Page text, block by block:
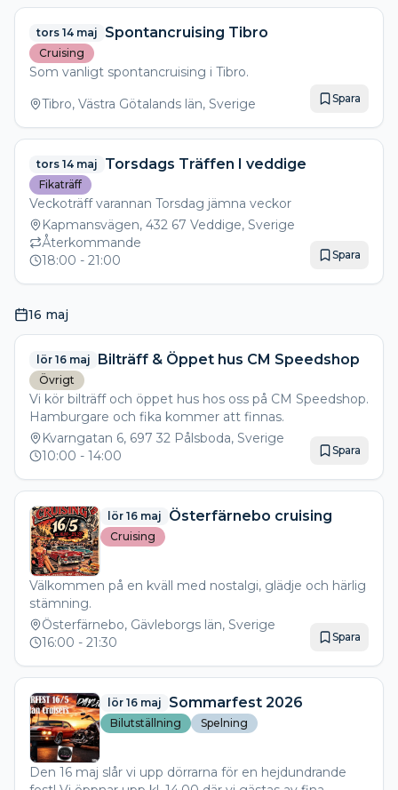
tors 14 maj Spontancruising Tibro
Cruising
Som vanligt spontancruising i Tibro.
Tibro, Västra Götalands län, Sverige
Spara
tors 14 maj Torsdags Träffen I veddige
Fikaträff
Kapmansvägen, 432 67 Veddige, Sverige
Återkommande
18:00 - 21:00 Spara
16 maj
lör 16 maj Bilträff & Öppet hus CM Speedshop
Övrigt
Vi kör bilträff och öppet hus hos oss på CM Speedshop.
Hamburgare och fika kommer att finnas.
Kvarngatan 6, 697 32 Pålsboda, Sverige
10:00 - 14:00 Spara
lör 16 maj Österfärnebo cruising
Cruising
Välkommen på en kväll med nostalgi, glädje och härlig
stämning.
Österfärnebo, Gävleborgs län, Sverige
16:00 - 21:30 Spara
lör 16 maj Sommarfest 2026
Bilutställning Spelning
Den 16 maj slår vi upp dörrarna för en hejdundrande